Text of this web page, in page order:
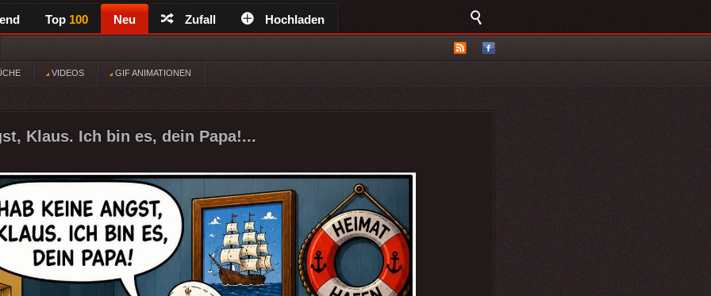
Top 100 Neu Zufall Hochladen
VIDEOS GIF ANIMATIONEN
Klaus. Ich bin es, dein Papa!...